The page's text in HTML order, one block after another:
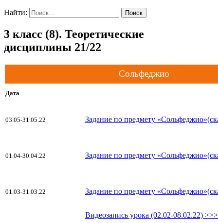
Найти:
3 класс (8). Теоретические
дисциплины 21/22
Сольфеджио
Дата
03.05-31.05.22 Задание по предмету
01.04-30.04.22 Задание по предмету
01.03-31.03.22 Задание по предмету
Видеозапись урока (02.02-08.02.22) >>>